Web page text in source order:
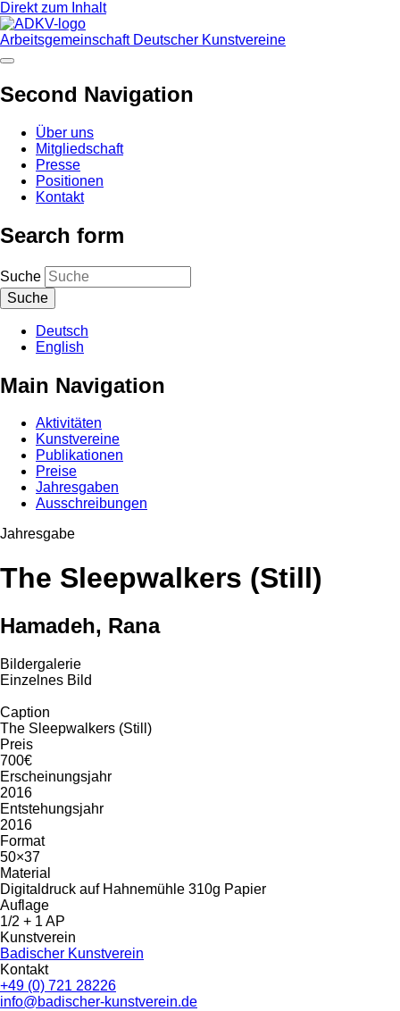
Direkt zum Inhalt
Arbeitsgemeinschaft Deutscher Kunstvereine
Second Navigation
Über uns
Mitgliedschaft
Presse
Positionen
Kontakt
Search form
Suche
Deutsch
English
Main Navigation
Aktivitäten
Kunstvereine
Publikationen
Preise
Jahresgaben
Ausschreibungen
Jahresgabe
The Sleepwalkers (Still)
Hamadeh, Rana
Bildergalerie
Einzelnes Bild
Caption
The Sleepwalkers (Still)
Preis
700€
Erscheinungsjahr
2016
Entstehungsjahr
2016
Format
50×37
Material
Digitaldruck auf Hahnemühle 310g Papier
Auflage
1/2 + 1 AP
Kunstverein
Badischer Kunstverein
Kontakt
+49 (0) 721 28226
info@badischer-kunstverein.de